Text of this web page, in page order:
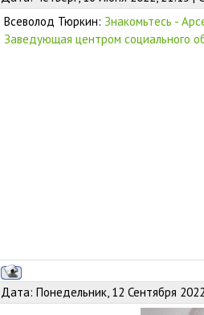
Всеволод Тюркин: Знакомьтесь -
Заведующая центром социального
Дата: Понедельник, 12 Сентября